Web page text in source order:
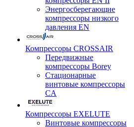
Энергосберегающие
компрессоры низкого
давления EN
Компрессоры CROSSAIR
Передвижные
компрессоры Borey
Стационарные
винтовые компрессоры
CA
Компрессоры EXELUTE
Винтовые компрессоры